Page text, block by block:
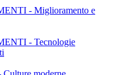
- Miglioramento e
- Tecnologie